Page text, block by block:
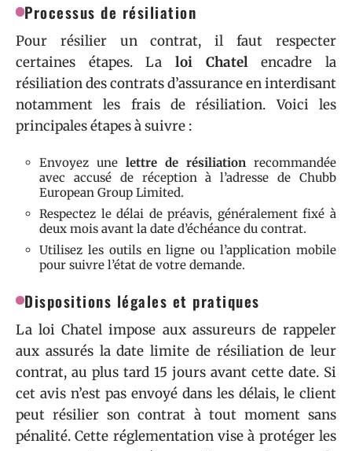
Processus de résiliation
Pour résilier un contrat, il faut respecter
certaines étapes. La loi Chatelencadre la
résiliation des contrats d’assurance en interdisant
notamment les frais de résiliation. Voici les
principales étapes à suivre :
Envoyez une lettre de résiliation recommandée
avec accusé de réception à l’adresse de Chubb
European Group Limited.
Respectez le délai de préavis, généralement fixé à
deux mois avant la date d’échéance du contrat.
Utilisez les outils en ligne ou l’application mobile
pour suivre l’état de votre demande.
Dispositions légales et pratiques
La loi Chatel impose aux assureurs de rappeler
aux assurés la date limite de résiliation de leur
contrat, au plus tard 15 jours avant cette date. Si
cet avis n’est pas envoyé dans les délais, le client
peut résilier son contrat à tout moment sans
pénalité. Cette réglementation vise à protéger les